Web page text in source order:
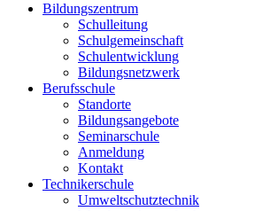
Bildungszentrum
Schulleitung
Schulgemeinschaft
Schulentwicklung
Bildungsnetzwerk
Berufsschule
Standorte
Bildungsangebote
Seminarschule
Anmeldung
Kontakt
Technikerschule
Umweltschutztechnik